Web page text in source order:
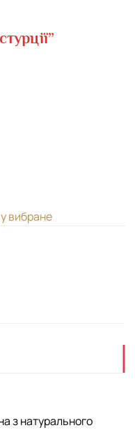
вибране
з натурального